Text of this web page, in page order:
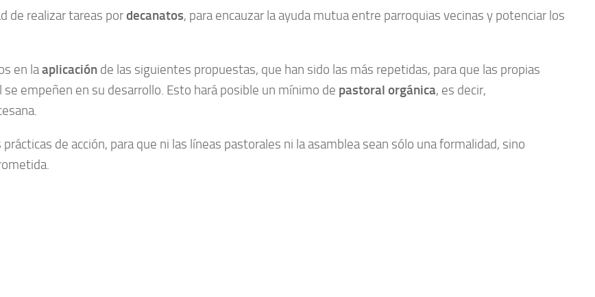
de realizar tareas pordecanatos, para encauzar la ayuda mutua entre parroquias vecinas y potenciar los
en laaplicación de las siguientes propuestas, que han sido las más repetidas, para que las propias
empeñen en su desarrollo. Esto hará posible un mínimo de pastoral orgánica, es decir,
de acción, para que ni las líneas pastorales ni la asamblea sean sólo una formalidad, sino